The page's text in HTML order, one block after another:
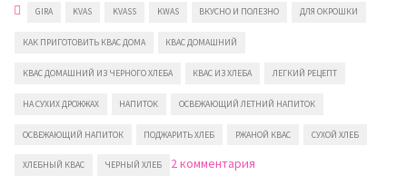
GIRA KVAS KVASS KWAS ВКУСНО И ПОЛЕЗНО ДЛЯ ОКРОШКИ
КАК ПРИГОТОВИТЬ КВАС ДОМА КВАС ДОМАШНИЙ
КВАС ДОМАШНИЙ ИЗ ЧЕРНОГО ХЛЕБА КВАС ИЗ ХЛЕБА ЛЕГКИЙ РЕЦЕПТ
НА СУХИХ ДРОЖЖАХ НАПИТОК ОСВЕЖАЮЩИЙ ЛЕТНИЙ НАПИТОК
ОСВЕЖАЮЩИЙ НАПИТОК ПОДЖАРИТЬ ХЛЕБ РЖАНОЙ КВАС СУХОЙ ХЛЕБ
ХЛЕБНЫЙ КВАС ЧЕРНЫЙ ХЛЕБ 2 комментария